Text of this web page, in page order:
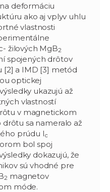
deformáciu
ako aj vplyv uhlu
vlastnosti
žilových MgB2
spojených drôtov
[2] a IMD [3] metód
optickej
ukazujú až
vlastností
v magnetickom
sa nameralo až
prúdu Ic
bol spoj
dokazujú, že
sú vhodné pre
2 magnetov
móde.